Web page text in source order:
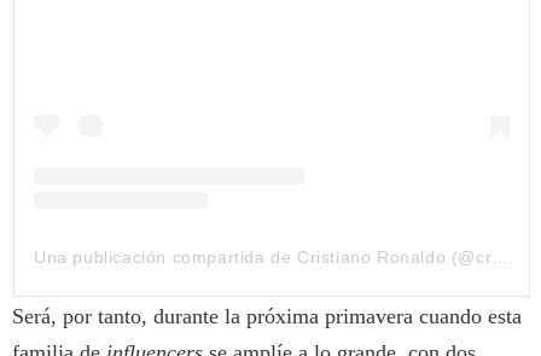
Será, por tanto, durante la próxima primavera cuando esta